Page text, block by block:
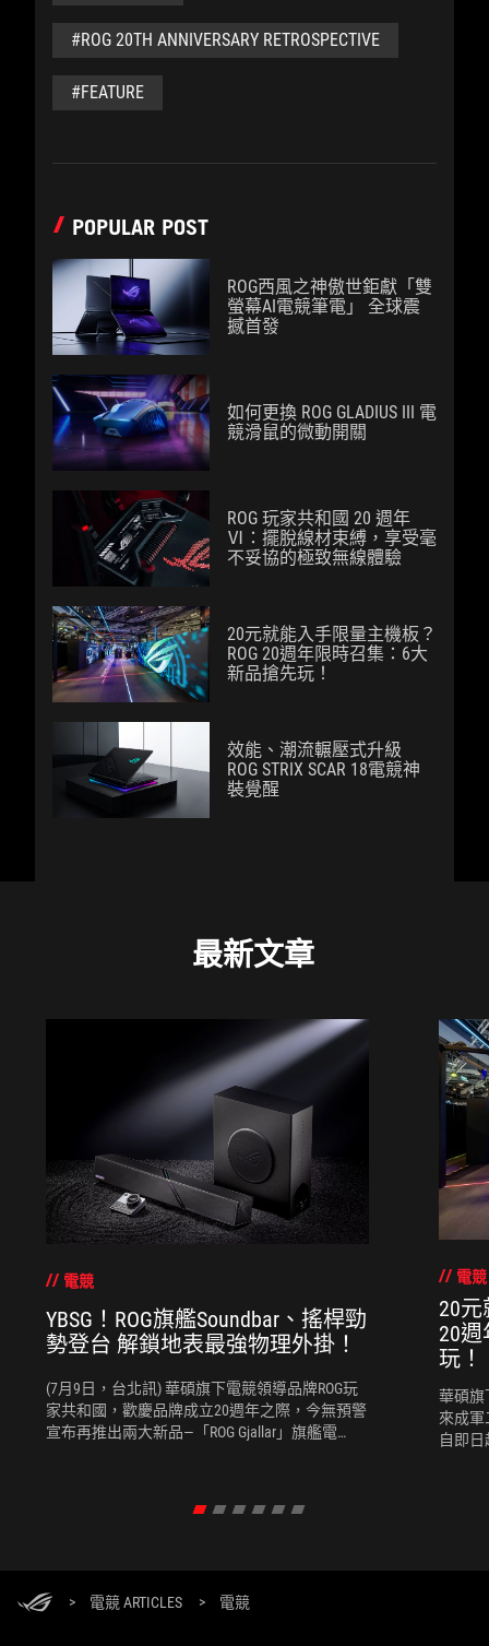
#ROG 20TH ANNIVERSARY RETROSPECTIVE
#FEATURE
POPULAR POST
ROG西風之神傲世鉅獻「雙
螢幕AI電競筆電」 全球震
撼首發
如何更換 ROG GLADIUS III 電
競滑鼠的微動開關
ROG 玩家共和國 20 週年
Ⅵ：擺脫線材束縛，享受毫
不妥協的極致無線體驗
20元就能入手限量主機板？
ROG 20週年限時召集：6大
新品搶先玩！
效能、潮流輾壓式升級
ROG STRIX SCAR 18電競神
裝覺醒
最新文章
電競
YBSG！ROG旗艦Soundbar、搖桿勁
勢登台 解鎖地表最強物理外掛！
(7月9日，台北訊) 華碩旗下電競領導品牌ROG玩
家共和國，歡慶品牌成立20週年之際，今無預警
宣布再推出兩大新品—「ROG Gjallar」旗艦電
縱體驗和音訊解決方案，湊齊電競房中最後一塊
電競
20
20
玩！
華碩旗
來成
自即
列一體
> 電競 ARTICLES > 電競